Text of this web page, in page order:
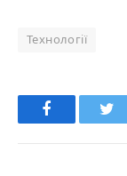
Технології
Facebook